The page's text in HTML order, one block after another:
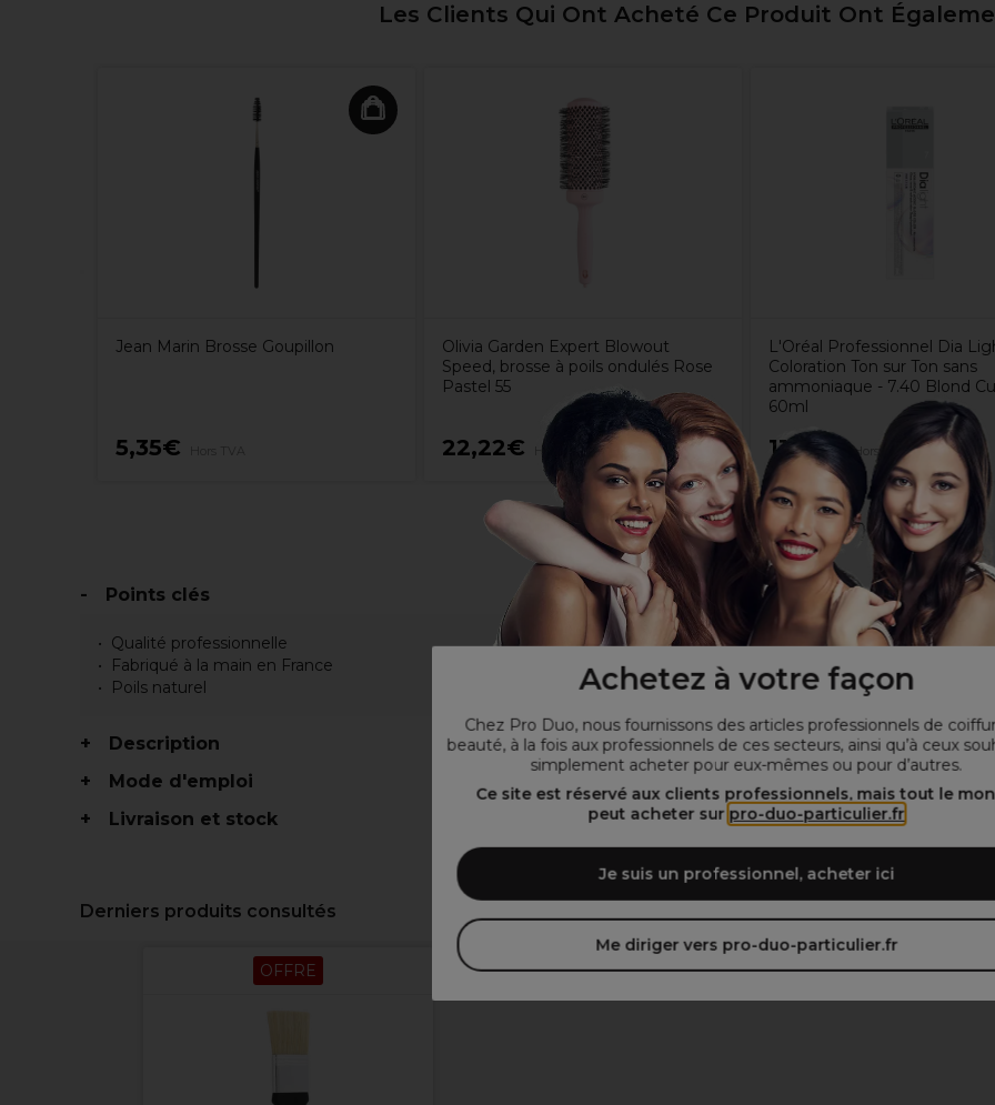
Achetez à votre façon
Chez Pro Duo, nous fournissons des articles professionnels de
beauté, à la fois aux professionnels de ces secteurs, ainsi qu’à ceux
simplement acheter pour eux-mêmes ou pour d’autres.
Ce site est réservé aux clients professionnels, mais tout le
peut acheter sur pro-duo-particulier.fr
Je suis un professionnel, acheter ici
Me diriger vers pro-duo-particulier.fr
Les Clients Qui Ont Acheté Ce Produit Ont
Jean Marin Brosse Goupillon
5,35€
Olivia Garden Expert Blowout
Speed, brosse à poils ondulés Rose
Pastel 55
22,22€
L'Oréal Professionnel Dia
Coloration Ton sur Ton sans
ammoniaque - 7.40 Blond
60ml
11,20€ Hors TVA
Points clés
Qualité professionnelle
Fabriqué à la main en France
Poils naturel
Description
Mode d'emploi
Livraison et stock
Derniers produits consultés
OFFRE